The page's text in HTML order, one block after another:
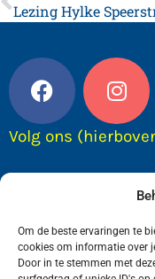
Om de beste ervaringen te
cookies om informatie over
Door in te stemmen met
Volg ons